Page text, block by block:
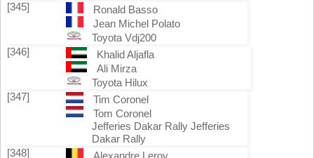
[345]
Ronald Basso
Jean Michel Polato
Toyota Vdj200
[346]
Khalid Aljafla
Ali Mirza
Toyota Hilux
[347]
Tim Coronel
Tom Coronel
Jefferies Dakar Rally Jefferies
Dakar Rally
[348]
Alexandre Leroy